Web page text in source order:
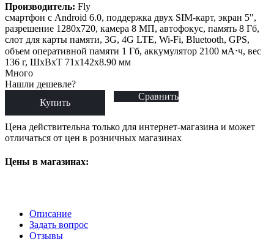
Производитель: Fly
смартфон с Android 6.0, поддержка двух SIM-карт, экран 5",
разрешение 1280x720, камера 8 МП, автофокус, память 8 Гб,
слот для карты памяти, 3G, 4G LTE, Wi-Fi, Bluetooth, GPS,
объем оперативной памяти 1 Гб, аккумулятор 2100 мА⋅ч, вес
136 г, ШxВxТ 71x142x8.90 мм
Много
Нашли дешевле?
Купить
Сравнить
Цена действительна только для интернет-магазина и может
отличаться от цен в розничных магазинах
Цены в магазинах:
Описание
Задать вопрос
Отзывы